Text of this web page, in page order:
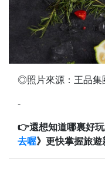
◎照片來源：王品集
-
👉還想知道哪裏好
去喔》更快掌握旅遊